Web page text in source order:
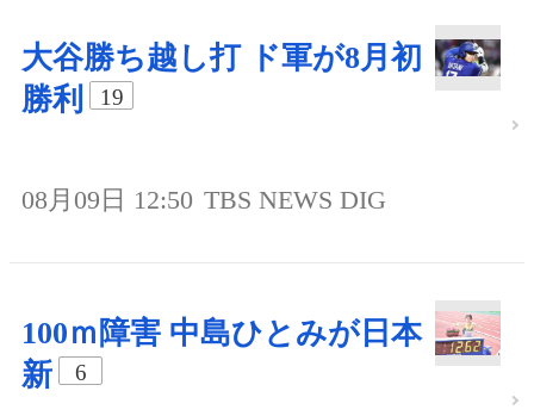
大谷勝ち越し打 ド軍が8月初
勝利
19
08月09日 12:50 TBS NEWS DIG
100ｍ障害 中島ひとみが日本
新
6